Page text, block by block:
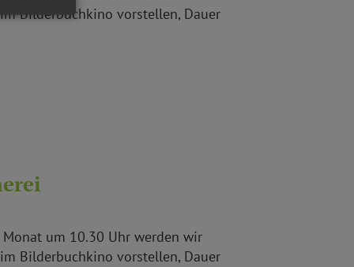
Bilderbuchkino vorstellen, Dauer
um 10.30 Uhr werden wir
Bilderbuchkino vorstellen, Dauer